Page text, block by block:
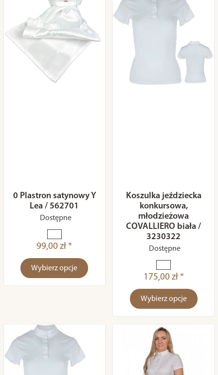
0 Plastron satynowy Y
Lea / 562701
Dostępne
99,00 zł *
Wybierz opcje
Koszulka jeździecka
konkursowa,
młodzieżowa
COVALLIERO biała /
3230322
Dostępne
175,00 zł *
Wybierz opcje